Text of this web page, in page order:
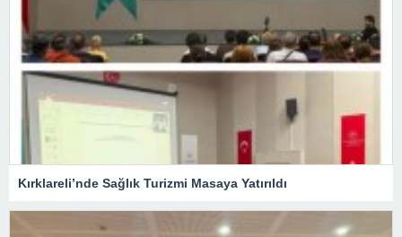
Kırklareli’nde Sağlık Turizmi Masaya Yatırıldı